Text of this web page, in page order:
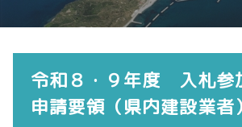
令和８・９年度 入札参
申請要領（県内建設業者）